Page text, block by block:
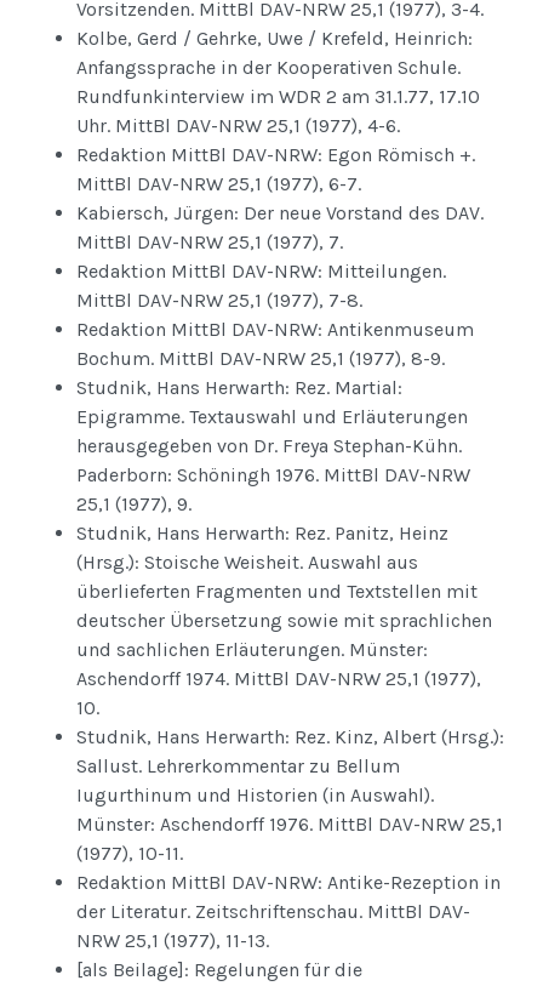
Vorsitzenden. MittBl DAV-NRW 25,1 (1977), 3-4.
Kolbe, Gerd / Gehrke, Uwe / Krefeld, Heinrich:
Anfangssprache in der Kooperativen Schule.
Rundfunkinterview im WDR 2 am 31.1.77, 17.10
Uhr. MittBl DAV-NRW 25,1 (1977), 4-6.
Redaktion MittBl DAV-NRW: Egon Römisch +.
MittBl DAV-NRW 25,1 (1977), 6-7.
Kabiersch, Jürgen: Der neue Vorstand des DAV.
MittBl DAV-NRW 25,1 (1977), 7.
Redaktion MittBl DAV-NRW: Mitteilungen.
MittBl DAV-NRW 25,1 (1977), 7-8.
Redaktion MittBl DAV-NRW: Antikenmuseum
Bochum. MittBl DAV-NRW 25,1 (1977), 8-9.
Studnik, Hans Herwarth: Rez. Martial:
Epigramme. Textauswahl und Erläuterungen
herausgegeben von Dr. Freya Stephan-Kühn.
Paderborn: Schöningh 1976. MittBl DAV-NRW
25,1 (1977), 9.
Studnik, Hans Herwarth: Rez. Panitz, Heinz
(Hrsg.): Stoische Weisheit. Auswahl aus
überlieferten Fragmenten und Textstellen mit
deutscher Übersetzung sowie mit sprachlichen
und sachlichen Erläuterungen. Münster:
Aschendorff 1974. MittBl DAV-NRW 25,1 (1977),
10.
Studnik, Hans Herwarth: Rez. Kinz, Albert (Hrsg.):
Sallust. Lehrerkommentar zu Bellum
Iugurthinum und Historien (in Auswahl).
Münster: Aschendorff 1976. MittBl DAV-NRW 25,1
(1977), 10-11.
Redaktion MittBl DAV-NRW: Antike-Rezeption in
der Literatur. Zeitschriftenschau. MittBl DAV-
NRW 25,1 (1977), 11-13.
[als Beilage]: Regelungen für die